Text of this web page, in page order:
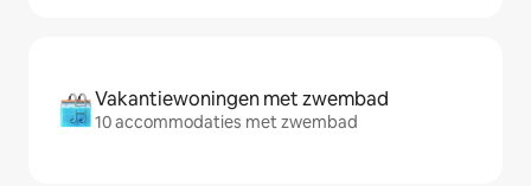
Vakantiewoningen met zwembad
10 accommodaties met zwembad